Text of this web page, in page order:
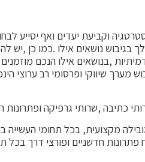
וקביעת יעדים ואף יסייע
בגיבוש נושאים אילו .כמו כן
,בנושאים אילו הנכם
מערך שיווקי ופרסומי רב ערוצי
כתיבה ,שרותי גרפיקה ופתרונות
מקצועית, בכל תחומי
חדשניים ופורצי דרך